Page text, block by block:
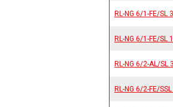
RL-NG 6/1-FE/SL
RL-NG 6/1-FE/SL
RL-NG 6/2-AL/SL
RL-NG 6/2-FE/
RL-NG 6/1-FE/SL
RL-NG 6/1-FE/SL
RL-NG 6/2-AL/SL
RL-NG 6/2-FE/